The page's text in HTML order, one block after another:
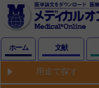
ホーム 文献
用途で探す